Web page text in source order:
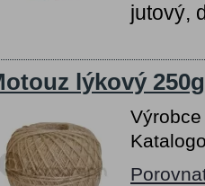
jutový,
lýkový